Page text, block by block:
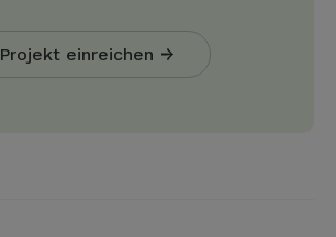
Projekt einreichen